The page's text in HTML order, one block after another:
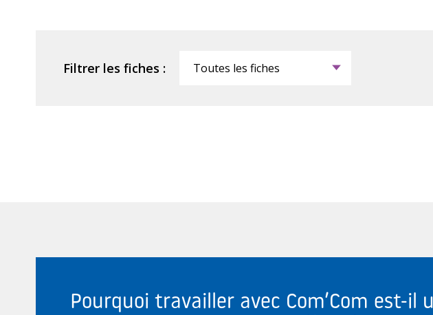
Filtrer les fiches : Filtrer
Pourquoi travailler avec Com’Com est-il